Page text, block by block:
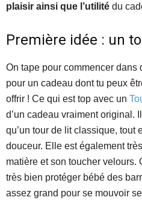
plaisir ainsi que l’utilité du
Première idée : un
On tape pour commencer dans
pour un cadeau dont tu peux
offrir ! Ce qui est top avec un
d’un cadeau vraiment original.
qu’un tour de lit classique, tout
douceur. Elle est également
matière et son toucher velours.
très bien protéger bébé des
assez grand pour se mouvoir